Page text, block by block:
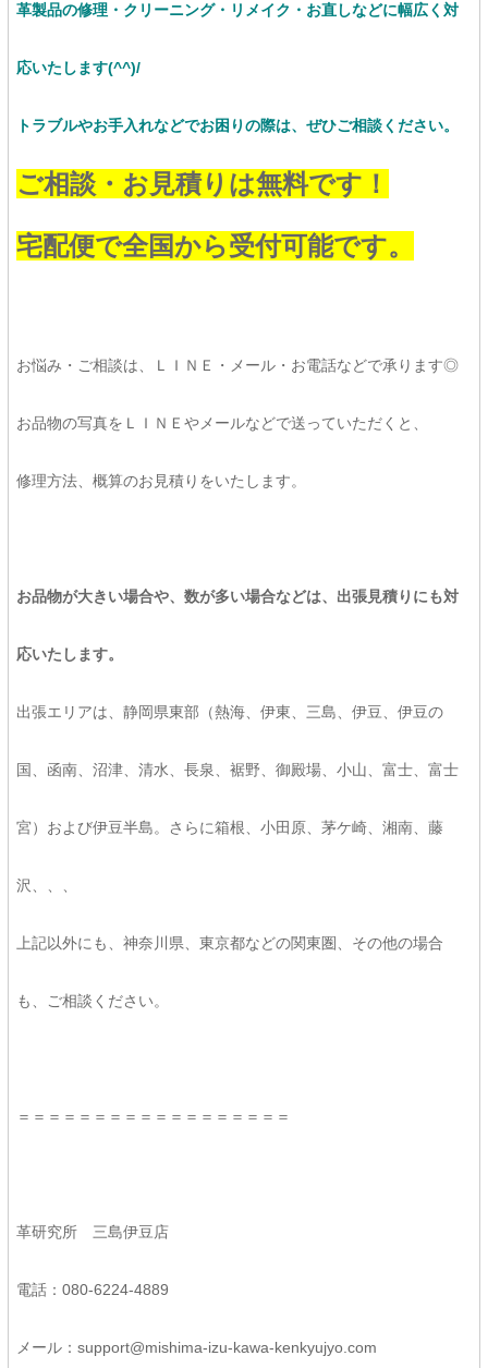
革製品の修理・クリーニング・リメイク・お直しなどに幅広く対
応いたします(^^)/
トラブルやお手入れなどでお困りの際は、ぜひご相談ください。
ご相談・お見積りは無料です！
宅配便で全国から受付可能です。
お悩み・ご相談は、ＬＩＮＥ・メール・お電話などで承ります◎
お品物の写真をＬＩＮＥやメールなどで送っていただくと、
修理方法、概算のお見積りをいたします。
お品物が大きい場合や、数が多い場合などは、出張見積りにも対
応いたします。
出張エリアは、静岡県東部（熱海、伊東、三島、伊豆、伊豆の
国、函南、沼津、清水、長泉、裾野、御殿場、小山、富士、富士
宮）および伊豆半島。さらに箱根、小田原、茅ケ崎、湘南、藤
沢、、、
上記以外にも、神奈川県、東京都などの関東圏、その他の場合
も、ご相談ください。
＝＝＝＝＝＝＝＝＝＝＝＝＝＝＝＝＝＝
革研究所 三島伊豆店
電話：080-6224-4889
メール：support@mishima-izu-kawa-kenkyujyo.com